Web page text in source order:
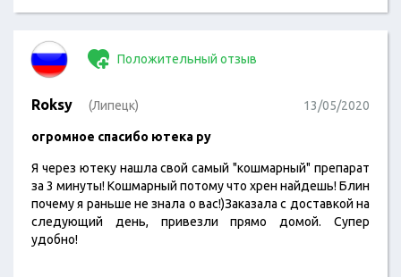
Положительный отзыв
Roksy (Липецк) 13/05/2020
огромное спасибо ютека ру
Я через ютеку нашла свой самый "кошмарный" препарат
за 3 минуты! Кошмарный потому что хрен найдешь! Блин
почему я раньше не знала о вас!)Заказала с доставкой на
следующий день, привезли прямо домой. Супер
удобно!